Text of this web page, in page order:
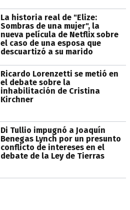
La historia real de "Elize:
Sombras de una mujer", la
nueva película de Netflix sobre
el caso de una esposa que
descuartizó a su marido
Ricardo Lorenzetti se metió en
el debate sobre la
inhabilitación de Cristina
Kirchner
Di Tullio impugnó a Joaquín
Benegas Lynch por un presunto
conflicto de intereses en el
debate de la Ley de Tierras